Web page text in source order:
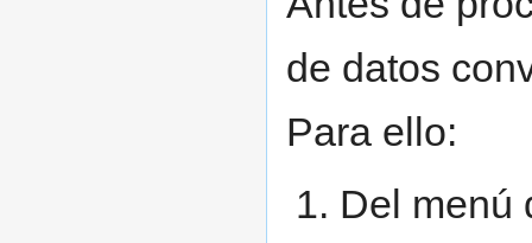
de datos
Para ello:
Del menú